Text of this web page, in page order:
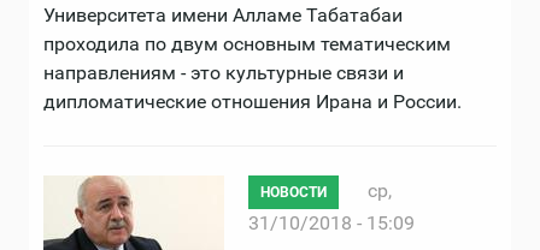
Университета имени Алламе Табатабаи
проходила по двум основным тематическим
направлениям - это культурные связи и
дипломатические отношения Ирана и России.
НОВОСТИ
ср,
31/10/2018 - 15:09